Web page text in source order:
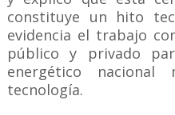
constituye un hito
evidencia el trabajo
público y privado
energético nacional
tecnología.